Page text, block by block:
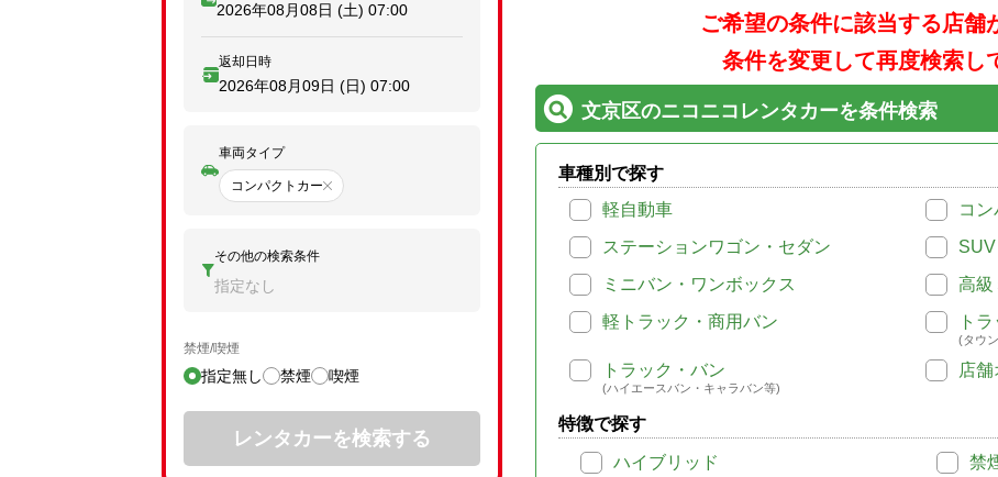
ご希望の条件に該当する店舗
条件を変更して再度検索し
文京区のニコニコレンタカーを条件検索
車種別で探す
軽自動車
コ
ステーションワゴン・セダン
SUV
ミニバン・ワンボックス
高級
軽トラック・商用バン
ト
(タウ
トラック・バン
(ハイエースバン・キャラバン等)
店
特徴で探す
ハイブリッド
禁
2026年08月08日 (土) 07:00
返却日時
2026年08月09日 (日) 07:00
車両タイプ
コンパクトカー
その他の検索条件
指定なし
禁煙/喫煙
指定無し 禁煙 喫煙
レンタカーを検索する